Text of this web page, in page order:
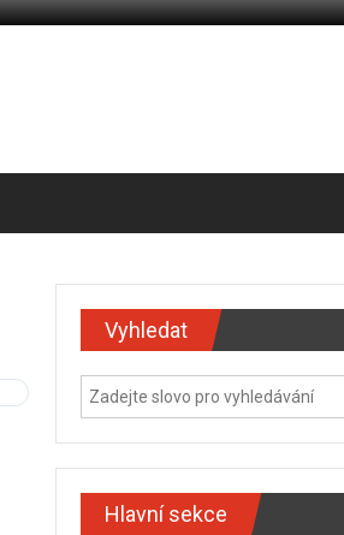
Vyhledat
Hlavní sekce